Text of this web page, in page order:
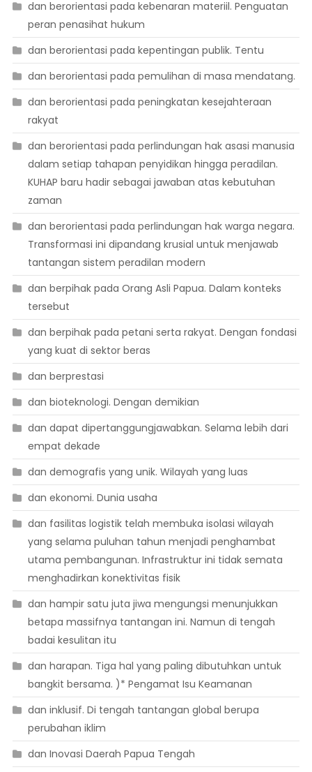
dan berorientasi pada kebenaran materiil. Penguatan
peran penasihat hukum
dan berorientasi pada kepentingan publik. Tentu
dan berorientasi pada pemulihan di masa mendatang.
dan berorientasi pada peningkatan kesejahteraan
rakyat
dan berorientasi pada perlindungan hak asasi manusia
dalam setiap tahapan penyidikan hingga peradilan.
KUHAP baru hadir sebagai jawaban atas kebutuhan
zaman
dan berorientasi pada perlindungan hak warga negara.
Transformasi ini dipandang krusial untuk menjawab
tantangan sistem peradilan modern
dan berpihak pada Orang Asli Papua. Dalam konteks
tersebut
dan berpihak pada petani serta rakyat. Dengan fondasi
yang kuat di sektor beras
dan berprestasi
dan bioteknologi. Dengan demikian
dan dapat dipertanggungjawabkan. Selama lebih dari
empat dekade
dan demografis yang unik. Wilayah yang luas
dan ekonomi. Dunia usaha
dan fasilitas logistik telah membuka isolasi wilayah
yang selama puluhan tahun menjadi penghambat
utama pembangunan. Infrastruktur ini tidak semata
menghadirkan konektivitas fisik
dan hampir satu juta jiwa mengungsi menunjukkan
betapa massifnya tantangan ini. Namun di tengah
badai kesulitan itu
dan harapan. Tiga hal yang paling dibutuhkan untuk
bangkit bersama. )* Pengamat Isu Keamanan
dan inklusif. Di tengah tantangan global berupa
perubahan iklim
dan Inovasi Daerah Papua Tengah